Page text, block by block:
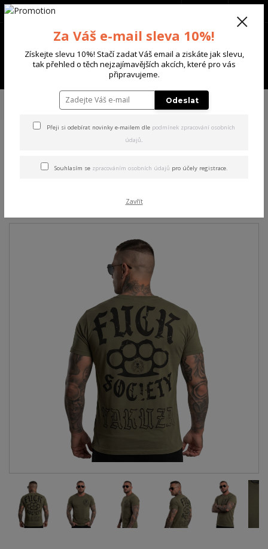
Menu
+420 702 136 620
TRIKA & TÍLKA
Yakuza pánské tričko FS Knuckles
Regular T-Shirt grape/leaf 4XL
Knuckles Regular T-Shirt
Za Váš e-mail sleva 10%!
Získejte slevu 10%! Stačí zadat Váš email a ziskáte jak slevu,
tak přehled o těch nejzajímavějších akcích, které pro vás
připravujeme.
Odeslat
Přeji si odebírat novinky e-mailem dle podmínek zpracování osobních
údajů.
Souhlasím se zpracováním osobních údajů pro účely registrace.
Zavřít